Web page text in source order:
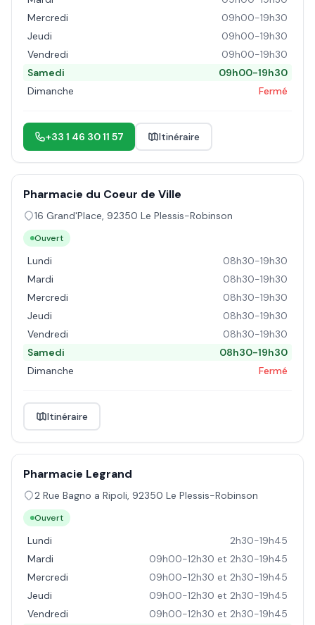
Mercredi
09h00-19h30
Jeudi
09h00-19h30
Vendredi
09h00-19h30
Samedi
09h00-19h30
Dimanche
Fermé
+33 1 46 30 11 57 Itinéraire
Pharmacie du Coeur de Ville
16 Grand'Place, 92350 Le Plessis-Robinson
Ouvert
Lundi
08h30-19h30
Mardi
08h30-19h30
Mercredi
08h30-19h30
Jeudi
08h30-19h30
Vendredi
08h30-19h30
Samedi
08h30-19h30
Dimanche
Fermé
Itinéraire
Pharmacie Legrand
2 Rue Bagno a Ripoli, 92350 Le Plessis-Robinson
Ouvert
Lundi
2h30-19h45
Mardi
09h00-12h30 et 2h30-19h45
Mercredi
09h00-12h30 et 2h30-19h45
Jeudi
09h00-12h30 et 2h30-19h45
Vendredi
09h00-12h30 et 2h30-19h45